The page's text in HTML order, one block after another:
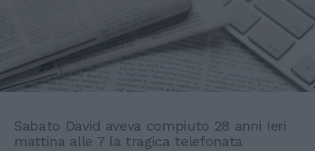
Sabato David aveva compiuto 28 anni Ieri
mattina alle 7 la tragica telefonata